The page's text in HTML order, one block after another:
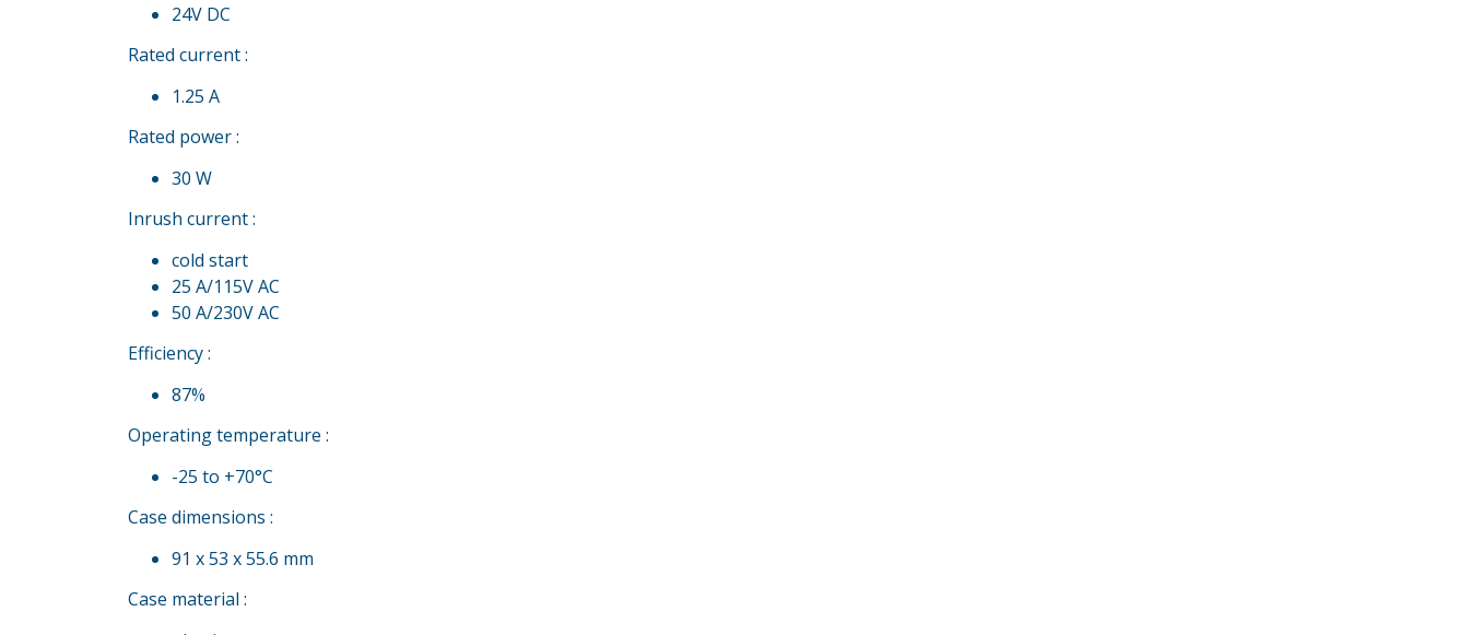
24V DC
Rated current :
1.25 A
Rated power :
30 W
Inrush current :
cold start
25 A/115V AC
50 A/230V AC
Efficiency :
87%
Operating temperature :
-25 to +70°C
Case dimensions :
91 x 53 x 55.6 mm
Case material :